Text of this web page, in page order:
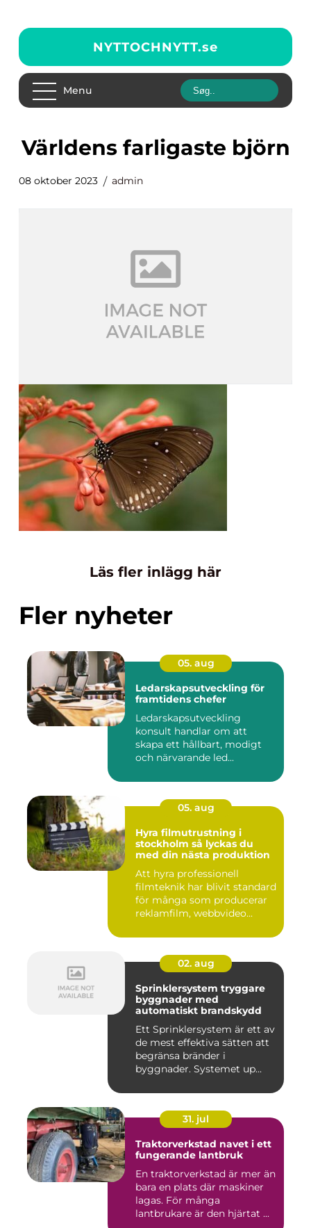
NYTTOCHNYTT.se
Menu
världens farligaste björn
08 oktober 2023 admin
Läs fler inlägg här
Fler nyheter
05. aug
Ledarskapsutveckling för
framtidens chefer
Ledarskapsutveckling
konsult handlar om att
skapa ett hållbart, modigt
och närvarande led...
05. aug
Hyra filmutrustning i
stockholm så lyckas du
med din nästa produktion
Att hyra professionell
filmteknik har blivit standard
för många som producerar
reklamfilm, webbvideo...
02. aug
Sprinklersystem tryggare
byggnader med
automatiskt brandskydd
Ett Sprinklersystem är ett av
de mest effektiva sätten att
begränsa bränder i
byggnader. Systemet up...
31. jul
Traktorverkstad navet i ett
fungerande lantbruk
En traktorverkstad är mer än
bara en plats där maskiner
lagas. För många
lantbrukare är den hjärtat ...